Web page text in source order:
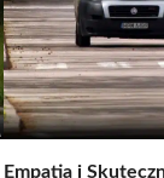
Empatia i